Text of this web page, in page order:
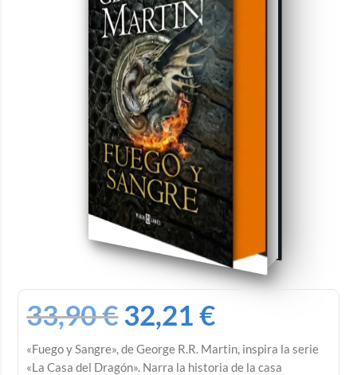
33,90€32,21€
«Fuego y Sangre», de George R.R. Martin, inspira la serie
«La Casa del Dragón». Narra la historia de la casa